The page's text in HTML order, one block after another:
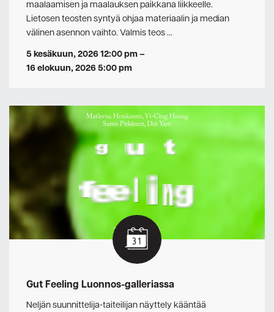
maalaamisen ja maalauksen paikkana liikkeelle.
Lietosen teosten syntyä ohjaa materiaalin ja median
välinen asennon vaihto. Valmis teos …
5 kesäkuun, 2026 12:00 pm–
16 elokuun, 2026 5:00 pm
Gut Feeling Luonnos-galleriassa
Neljän suunnittelija-taiteilijan näyttely kääntää